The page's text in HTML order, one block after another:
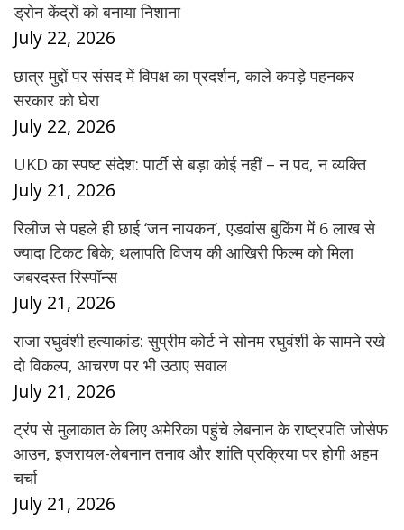
ड्रोन केंद्रों को बनाया निशाना
July 22, 2026
छात्र मुद्दों पर संसद में विपक्ष का प्रदर्शन, काले कपड़े पहनकर
सरकार को घेरा
July 22, 2026
UKD का स्पष्ट संदेश: पार्टी से बड़ा कोई नहीं – न पद, न व्यक्ति
July 21, 2026
रिलीज से पहले ही छाई ‘जन नायकन’, एडवांस बुकिंग में 6 लाख से
ज्यादा टिकट बिके; थलापति विजय की आखिरी फिल्म को मिला
जबरदस्त रिस्पॉन्स
July 21, 2026
राजा रघुवंशी हत्याकांड: सुप्रीम कोर्ट ने सोनम रघुवंशी के सामने रखे
दो विकल्प, आचरण पर भी उठाए सवाल
July 21, 2026
ट्रंप से मुलाकात के लिए अमेरिका पहुंचे लेबनान के राष्ट्रपति जोसेफ
आउन, इजरायल-लेबनान तनाव और शांति प्रक्रिया पर होगी अहम
चर्चा
July 21, 2026